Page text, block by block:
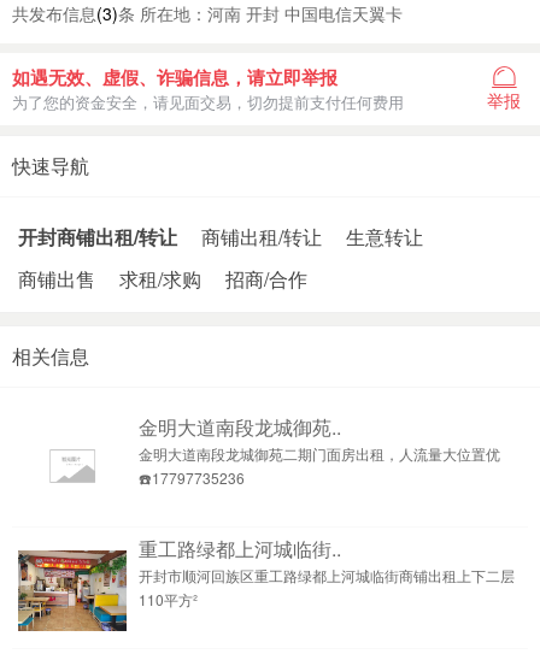
共发布信息(3)条 所在地：河南 开封 中国电信天翼卡
如遇无效、虚假、诈骗信息，请立即举报
为了您的资金安全，请见面交易，切勿提前支付任何费用 举报
快速导航
开封商铺出租/转让 商铺出租/转让
生意转让
商铺出售
求租/求购 招商/合作
相关信息
金明大道南段龙城御苑..
金明大道南段龙城御苑二期门面房出租，人流量大位置优
☎️17797735236
重工路绿都上河城临街..
开封市顺河回族区重工路绿都上河城临街商铺出租上下二层
110平方²